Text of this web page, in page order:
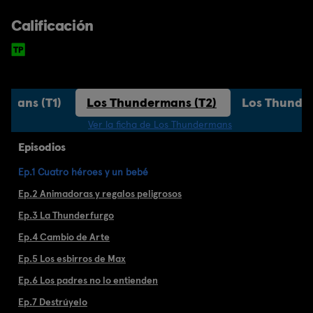
Calificación
(T1) Los Thundermans (T2) Los
Ver la ficha de Los Thundermans
Episodios
Ep.1 Cuatro héroes y un bebé
Ep.2 Animadoras y regalos peligrosos
Ep.3 La Thunderfurgo
Ep.4 Cambio de Arte
Ep.5 Los esbirros de Max
Ep.6 Los padres no lo entienden
Ep.7 Destrúyelo